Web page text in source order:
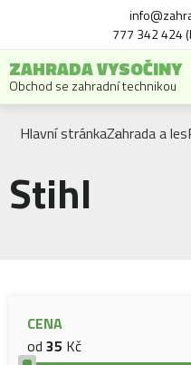
777 342 424
ZAHRADA VYSOČINY
Obchod se zahradní technikou
Hlavní stránkaZahrada a les
Stihl
CENA
od 35 Kč